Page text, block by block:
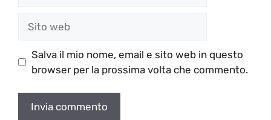
web
Salva il mio nome, email e sito web in questo
browser per la prossima volta che commento.